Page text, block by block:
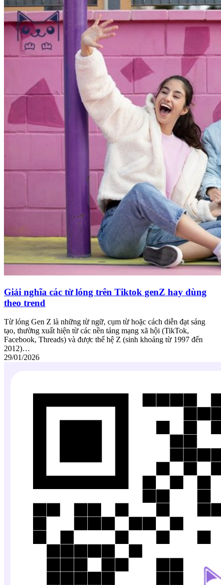
Giải nghĩa các từ lóng trên Tiktok genZ hay dùng
theo trend
Từ lóng Gen Z là những từ ngữ, cụm từ hoặc cách diễn đạt sáng
tạo, thường xuất hiện từ các nền tảng mạng xã hội (TikTok,
Facebook, Threads) và được thế hệ Z (sinh khoảng từ 1997 đến
2012)…
29/01/2026